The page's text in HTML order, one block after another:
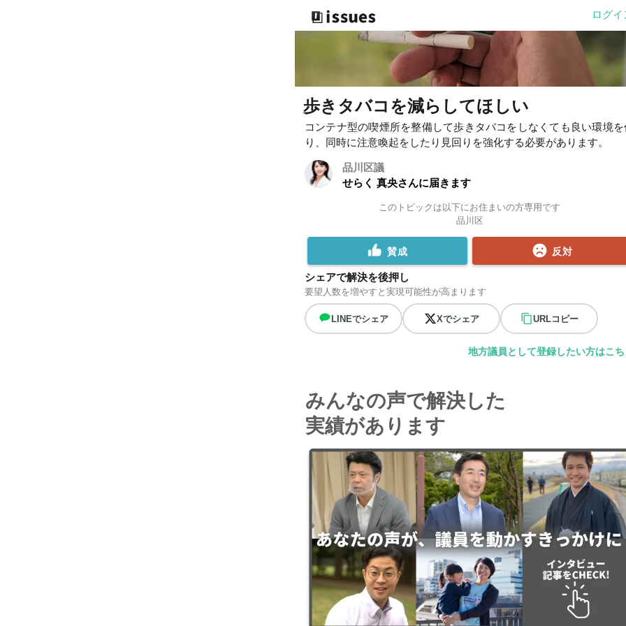
ログイ
歩きタバコを減らしてほしい
コンテナ型の喫煙所を整備して歩きタバコをしなくても良い環境を
り、同時に注意喚起をしたり見回りを強化する必要があります。
品川区議
せらく 真央さんに届きます
このトピックは以下にお住まいの方専用です
品川区
賛成 反対
シェアで解決を後押し
要望人数を増やすと実現可能性が高まります
LINEでシェア Xでシェア URLコピー
地方議員として登録したい方はこ
みんなの声で解決した
実績があります